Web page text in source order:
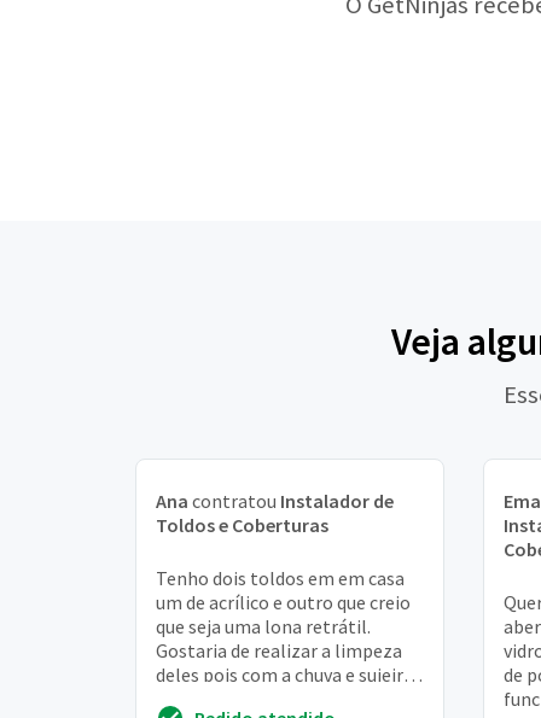
Veja
Ana contratou Instalador de
Toldos e Coberturas
Tenho dois toldos em em casa
um de acrílico e outro que creio
que seja uma lona retrátil.
Gostaria de realizar a limpeza
deles pois com a chuva e sujeira
de